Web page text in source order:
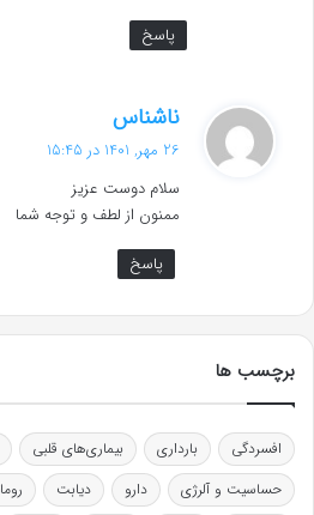
پاسخ
ناشناس
ف
:
26 مهر, 1401 در 15:45
سلام دوست عزیز
ممنون از لطف و توجه شما
پاسخ
برچسب ها
افسردگی بارداری بیماری‌های قلبی
حساسیت و آلرژی
دارو دیابت